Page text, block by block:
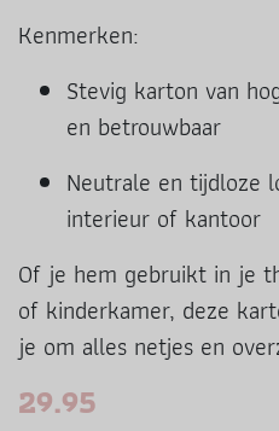
Kenmerken:
Stevig karton van
en betrouwbaar
Neutrale en tijdloze
interieur of kantoor
Of je hem gebruikt in je
of kinderkamer, deze
je om alles netjes en
29.95